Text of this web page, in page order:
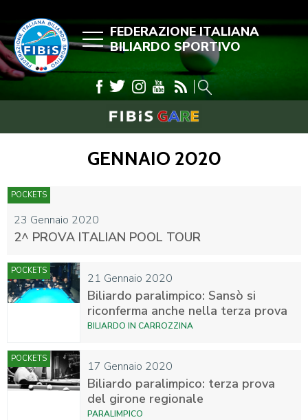
FEDERAZIONE ITALIANA
BILIARDO SPORTIVO
GENNAIO 2020
23 Gennaio 2020
POCKETS
2^ PROVA ITALIAN POOL TOUR
21 Gennaio 2020
POCKETS
Biliardo paralimpico: Sansò si
riconferma anche nella terza prova
BILIARDO IN CARROZZINA
17 Gennaio 2020
POCKETS
Biliardo paralimpico: terza prova
del girone regionale
PARALIMPICO